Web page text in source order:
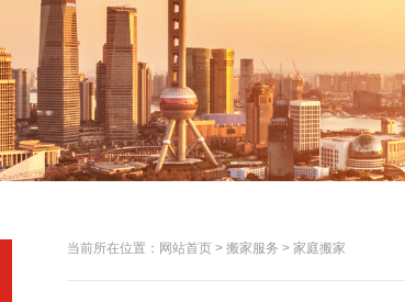
当前所在位置：网站首页 > 搬家服务 > 家庭搬家